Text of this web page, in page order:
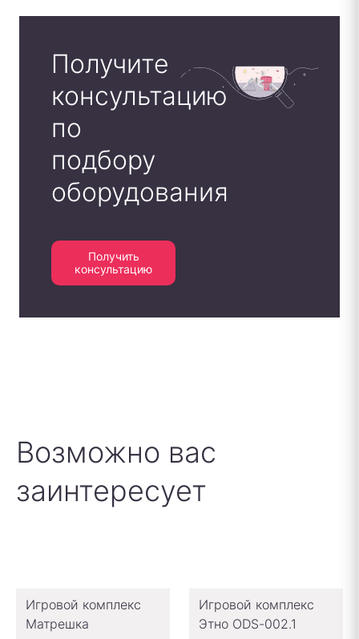
Получите
консультацию
по
подбору
оборудования
Получить
консультацию
Возможно вас
заинтересует
Игровой комплекс
Матрешка
Игровой комплекс
Этно ODS-002.1